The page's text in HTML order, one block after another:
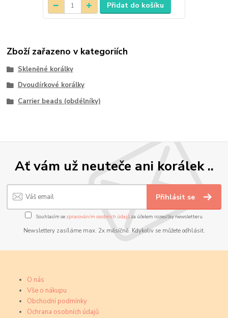
Přidat do košíku
Zboží zařazeno v kategoriích
Skleněné korálky
Dvoudírkové korálky
Carrier beads (obdélníky)
Ať vám už neuteče ani korálek ..
Přihlásit se
Souhlasím se zpracováním osobních údajůza účelem rozesílky newsletteru.
Newslettery zasíláme max. 2x měsíčně. Kdykoliv se můžete odhlásit.
O nás
Vše o nákupu
Obchodní podmínky
Ochrana osobních údajů